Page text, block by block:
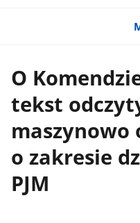
O
tekst
maszynowo
o zakresie
PJM